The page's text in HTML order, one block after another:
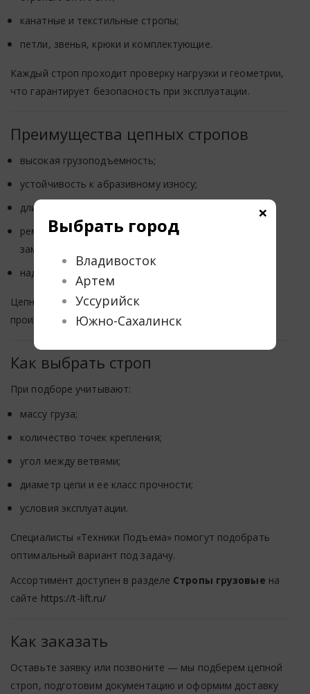
канатные и текстильные стропы;
петли, звенья, крюки и комплектующие.
Каждый строп проходит проверку нагрузки и геометрии,
что гарантирует безопасность при эксплуатации.
Преимущества цепных стропов
высокая грузоподъемность;
устойчивость к абразивному износу;
длительный срок службы;
ремонтопригодность — отдельные элементы можно
заменить;
надежная работа при экстремальных условиях.
Цепные стропы — лучший выбор для тяжелых
производственных задач.
Как выбрать строп
При подборе учитывают:
массу груза;
количество точек крепления;
угол между ветвями;
диаметр цепи и ее класс прочности;
условия эксплуатации.
Специалисты «Техники Подъема» помогут подобрать
оптимальный вариант под задачу.
Ассортимент доступен в разделе Стропы грузовые на
сайте https://t-lift.ru/
Как заказать
Оставьте заявку или позвоните — мы подберем цепной
строп, подготовим документацию и оформим доставку
Выбрать город
Владивосток
Артем
Уссурийск
Южно-Сахалинск
×